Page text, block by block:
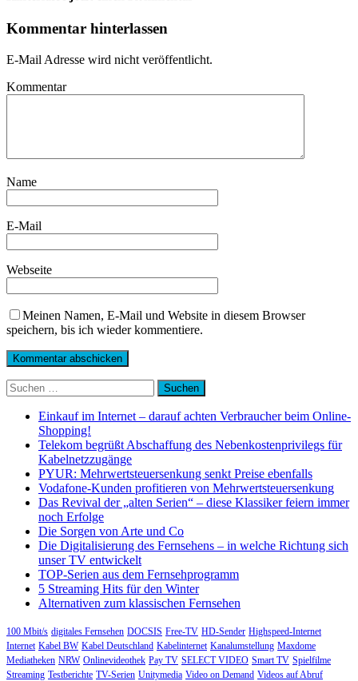
Kommentar hinterlassen
E-Mail Adresse wird nicht veröffentlicht.
Kommentar
Name
E-Mail
Webseite
Meinen Namen, E-Mail und Website in diesem Browser
speichern, bis ich wieder kommentiere.
Suchen
nach:
Einkauf im Internet – darauf achten Verbraucher beim Online-
Shopping!
Telekom begrüßt Abschaffung des Nebenkostenprivilegs für
Kabelnetzzugänge
PYUR: Mehrwertsteuersenkung senkt Preise ebenfalls
Vodafone-Kunden profitieren von Mehrwertsteuersenkung
Das Revival der „alten Serien“ – diese Klassiker feiern immer
noch Erfolge
Die Sorgen von Arte und Co
Die Digitalisierung des Fernsehens – in welche Richtung sich
unser TV entwickelt
TOP-Serien aus dem Fernsehprogramm
5 Streaming Hits für den Winter
Alternativen zum klassischen Fernsehen
100 Mbit/s digitales Fernsehen DOCSIS Free-TV HD-Sender Highspeed-Internet
Internet Kabel BW Kabel Deutschland Kabelinternet Kanalumstellung Maxdome
Mediatheken NRW Onlinevideothek Pay TV SELECT VIDEO Smart TV Spielfilme
Streaming Testberichte TV-Serien Unitymedia Video on Demand Videos auf Abruf